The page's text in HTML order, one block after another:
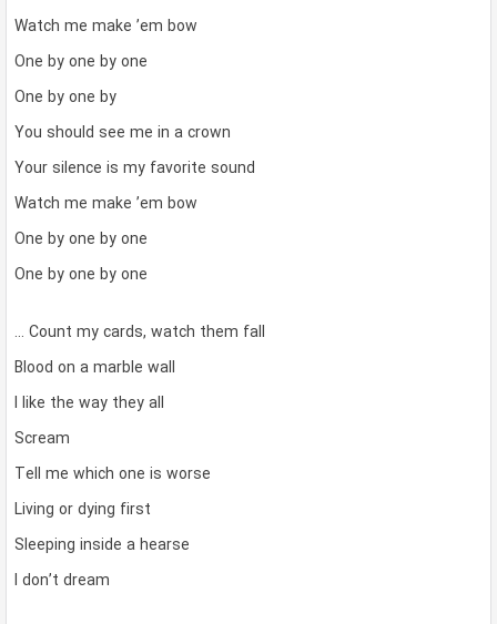
Watch me make ’em bow
One by one by one
One by one by
You should see me in a crown
Your silence is my favorite sound
Watch me make ’em bow
One by one by one
One by one by one
… Count my cards, watch them fall
Blood on a marble wall
I like the way they all
Scream
Tell me which one is worse
Living or dying first
Sleeping inside a hearse
I don’t dream